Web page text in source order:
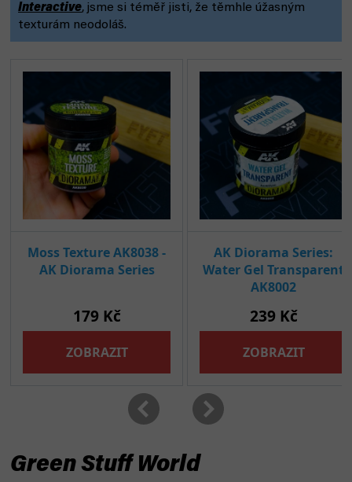
Interactive, jsme si téměř jisti, že těmhle úžasným
texturám neodoláš.
Green Stuff World